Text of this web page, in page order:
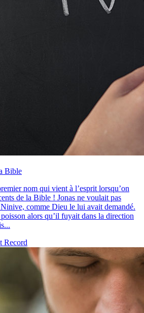
Bible
nom qui vient à l’esprit lorsqu’on
de la Bible ! Jonas ne voulait pas
comme Dieu le lui avait demandé.
alors qu’il fuyait dans la direction
Record